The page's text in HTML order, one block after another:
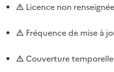
Licence non renseignée
Fréquence de mise à
Couverture